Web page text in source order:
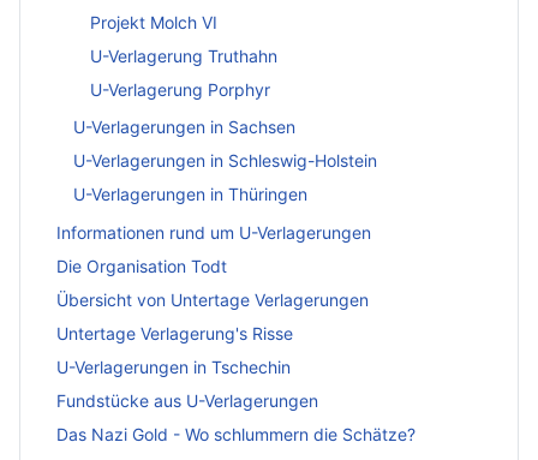
Projekt Molch VI
U-Verlagerung Truthahn
U-Verlagerung Porphyr
U-Verlagerungen in Sachsen
U-Verlagerungen in Schleswig-Holstein
U-Verlagerungen in Thüringen
Informationen rund um U-Verlagerungen
Die Organisation Todt
Übersicht von Untertage Verlagerungen
Untertage Verlagerung's Risse
U-Verlagerungen in Tschechin
Fundstücke aus U-Verlagerungen
Das Nazi Gold - Wo schlummern die Schätze?